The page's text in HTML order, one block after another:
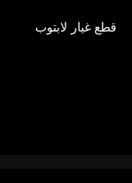
قطع غيار لابتوب